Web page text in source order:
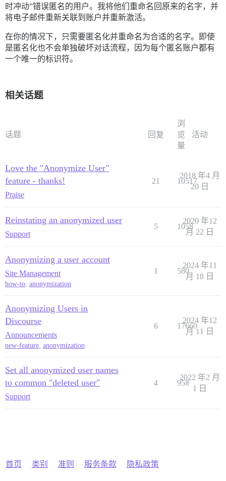
时冲动”错误匿名的用户。我将他们重命名回原来的名字，并
将电子邮件重新关联到账户并重新激活。
在你的情况下，只需要匿名化并重命名为合适的名字。即使
是匿名化也不会单独破坏对话流程，因为每个匿名账户都有
一个唯一的标识符。
相关话题
话题 回复
浏
览
量
活动
Love the "Anonymize User"
feature - thanks!
Praise
21 10517
2018 年4 月
20 日
Reinstating an anonymized user
Support
5 1058
2020 年12
月 22 日
Anonymizing a user account
Site Management
how-to anonymization
1 580
2024 年11
月 18 日
Anonymizing Users in
Discourse
Announcements
new-feature anonymization
6 17660
2024 年12
月 11 日
Set all anonymized user names
to common "deleted user"
Support
4 958
2022 年2 月
1 日
首页 类别 准则 服务条款 隐私政策